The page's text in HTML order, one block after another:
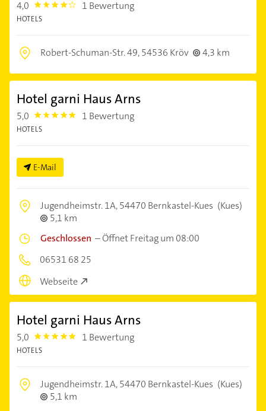
4,0 4.0 1 Bewertung
HOTELS
Robert-Schuman-Str. 49,54536 Kröv 4,3 km
Hotel garni Haus Arns
5,0 5.0 1 Bewertung
HOTELS
E-Mail
Jugendheimstr. 1A,54470 Bernkastel-Kues (Kues)
5,1 km
Geschlossen –Öffnet Freitag um 08:00
06531 68 25
Webseite
Hotel garni Haus Arns
5,0 5.0 1 Bewertung
HOTELS
Jugendheimstr. 1A,54470 Bernkastel-Kues (Kues)
5,1 km